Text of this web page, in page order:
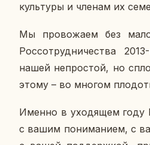
куль­ту­ры и членам их
Мы про­во­жа­ем без
Рос­со­труд­ни­че­ства
нашей непро­стой, но
этому – во многом
Именно в ухо­дя­щем году
с вашим по­ни­ма­ни­ем, с